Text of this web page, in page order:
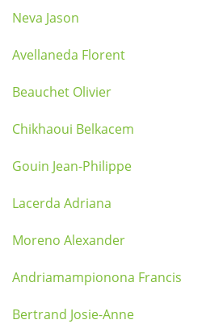
Neva Jason
Avellaneda Florent
Beauchet Olivier
Chikhaoui Belkacem
Gouin Jean-Philippe
Lacerda Adriana
Moreno Alexander
Andriamampionona Francis
Bertrand Josie-Anne